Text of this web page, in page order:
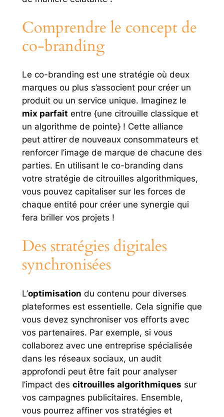
Comprendre le concept de
co-branding
Le co-branding est une stratégie où deux
marques ou plus s’associent pour créer un
produit ou un service unique. Imaginez le
mix parfait entre {une citrouille classique et
un algorithme de pointe} ! Cette alliance
peut attirer de nouveaux consommateurs et
renforcer l’image de marque de chacune des
parties. En utilisant le co-branding dans
votre stratégie de citrouilles algorithmiques,
vous pouvez capitaliser sur les forces de
chaque entité pour créer une synergie qui
fera briller vos projets !
Des stratégies digitales
synchronisées
L’optimisation du contenu pour diverses
plateformes est essentielle. Cela signifie que
vous devez synchroniser vos efforts avec
vos partenaires. Par exemple, si vous
collaborez avec une entreprise spécialisée
dans les réseaux sociaux, un audit
approfondi peut être fait pour analyser
l’impact des citrouilles algorithmiques sur
vos campagnes publicitaires. Ensemble,
vous pourrez affiner vos stratégies et